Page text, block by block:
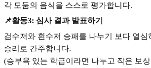
각 모둠의 음식을 스스로 평가합니다.
📌활동3: 심사 결과 발표하기
검수저와 흰수저 승패를 나누기 보다 열심
승리로 간주합니다.
(승부욕 있는 학급이라면 나누고 작은 보